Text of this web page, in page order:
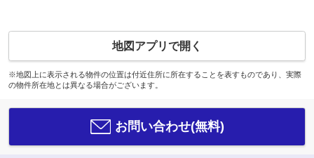
地図アプリで開く
※地図上に表示される物件の位置は付近住所に所在することを表すものであり、実際
の物件所在地とは異なる場合がございます。
お問い合わせ(無料)